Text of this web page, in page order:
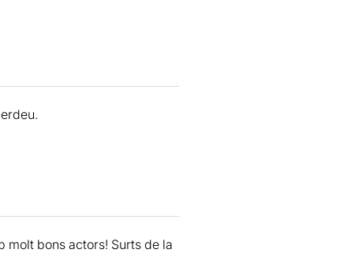
molt bons actors! Surts de la